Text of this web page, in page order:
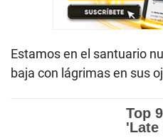
Estamos en el santuario
baja con lágrimas en sus